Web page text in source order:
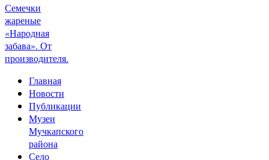
Семечки
жареные
«Народная
забава». От
производителя.
Главная
Новости
Публикации
Музеи
Мучкапского
района
Село